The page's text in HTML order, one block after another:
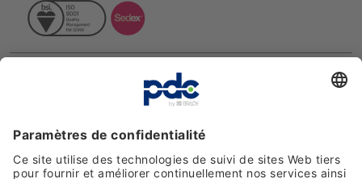
Moyens de paiement